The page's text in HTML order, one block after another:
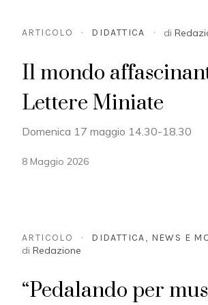
ARTICOLO DIDATTICA di
Il mondo
Lettere Miniate
Domenica 17 maggio 14.30-18.30
8 Maggio 2026
ARTICOLO DIDATTICA, NEWS E
di Redazione
“Pedalando per